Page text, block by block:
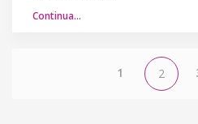
Continua…
1 2